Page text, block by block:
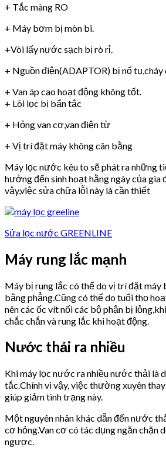
+ Tắc màng RO
+ Máy bơm bị mòn bi.
+Vòi lấy nước sạch bị rò rỉ.
+ Nguồn điện(ADAPTOR) bị nổ tụ,cháy
+ Van áp cao hoạt động không tốt.
+ Lõi lọc bị bẩn tắc
+ Hỏng van cơ,van điện từ
+ Vị trí đặt máy không cân bằng
Máy lọc nước kêu to sẽ phát ra những
hưởng đến sinh hoạt hằng ngày của gia
vậy,việc sửa chữa lỗi này là cần thiết
Sửa lọc nước GREENLINE
Máy rung lắc mạnh
Máy bị rung lắc có thể do vị trí đặt máy
bằng phẳng.Cũng có thể do tuổi thọ
nên các ốc vít nối các bộ phận bị
chắc chắn và rung lắc khi hoạt động.
Nước thải ra nhiều
Khi máy lọc nước ra nhiều nước thải là
tắc.Chính vì vậy, việc thường xuyên
giúp giảm tình trạng này.
Một nguyên nhân khác dẫn đến nước
cơ hỏng.Van cơ có tác dụng ngăn chặn
ngược.